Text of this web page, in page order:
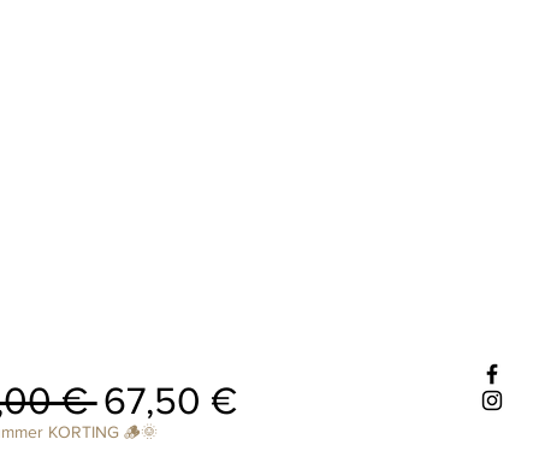
€ Regularna
cena
67,50 €Cena
KORTING 🪵🌞